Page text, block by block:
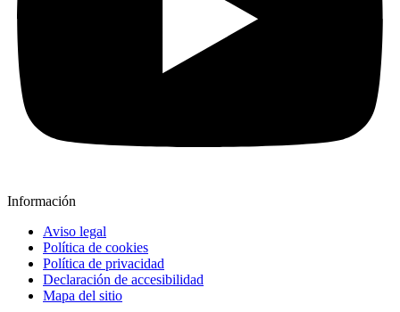
Información
Aviso legal
Política de cookies
Política de privacidad
Declaración de accesibilidad
Mapa del sitio